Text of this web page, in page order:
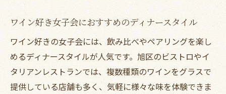
ワイン好き女子会におすすめのディナースタイル
ワイン好きの女子会には、飲み比べやペアリングを楽し
めるディナースタイルが人気です。旭区のビストロやイ
タリアンレストランでは、複数種類のワインをグラスで
提供している店舗も多く、気軽に様々な味を体験できま